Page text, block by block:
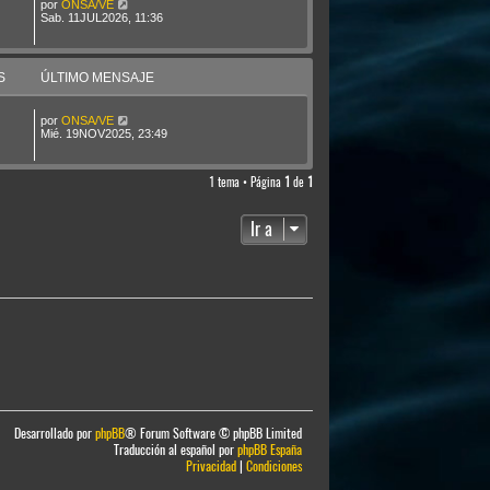
por ONSA/VE
Sab. 11JUL2026, 11:36
ÚLTIMO MENSAJE
por ONSA/VE
Mié. 19NOV2025, 23:49
1 tema • Página 1 de 1
Ir a
Desarrollado porphpBB® Forum Software © phpBB Limited
Traducción al español porphpBB España
Privacidad| Condiciones